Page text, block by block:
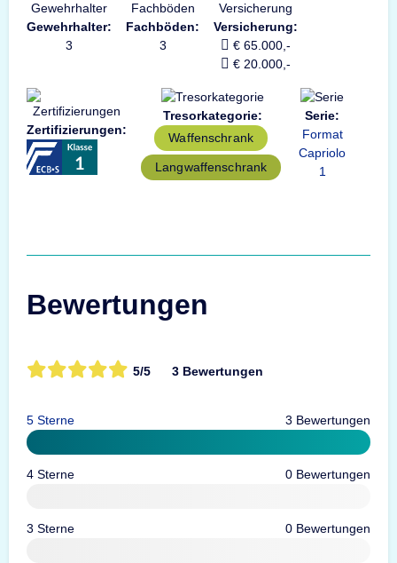
Gewehrhalter:
3
Fachböden:
3
Versicherung:
€ 65.000,-
€ 20.000,-
Zertifizierungen:
Tresorkategorie:
Waffenschrank
Langwaffenschrank
Serie:
Format
Capriolo
1
Bewertungen
5/5 3 Bewertungen
5 Sterne 3 Bewertungen
4 Sterne 0 Bewertungen
3 Sterne 0 Bewertungen